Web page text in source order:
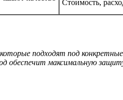
Стоимость,
подходят под конкретные
обеспечит максимальную